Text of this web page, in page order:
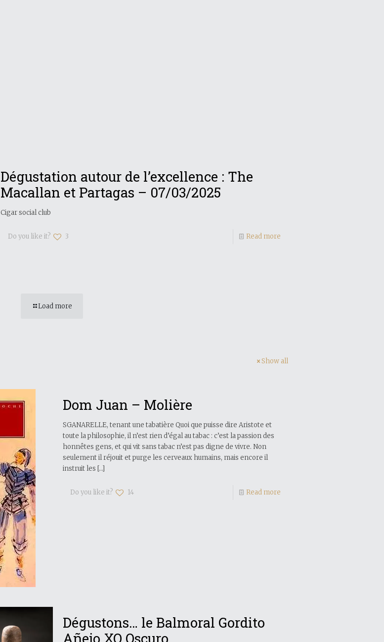
Dégustation autour de l’excellence : The
Macallan et Partagas – 07/03/2025
Cigar social club
Do you like it? 3 Read more
Load more
Show all
Dom Juan – Molière
SGANARELLE, tenant une tabatière Quoi que puisse dire Aristote et
toute la philosophie, il n’est rien d’égal au tabac : c’est la passion des
honnêtes gens, et qui vit sans tabac n’est pas digne de vivre. Non
seulement il réjouit et purge les cerveaux humains, mais encore il
instruit les […]
Do you like it? 14 Read more
Dégustons… le Balmoral Gordito
Añejo XO Oscuro